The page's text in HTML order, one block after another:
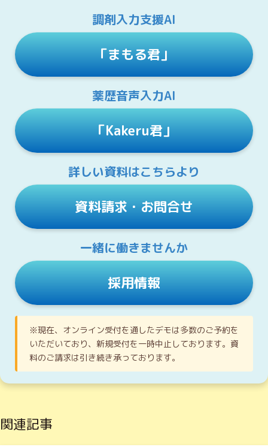
調剤入力支援AI
「まもる君」
薬歴音声入力AI
「Kakeru君」
詳しい資料はこちらより
資料請求・お問合せ
一緒に働きませんか
採用情報
※現在、オンライン受付を通したデモは多数のご予約を
いただいており、新規受付を一時中止しております。資
料のご請求は引き続き承っております。
関連記事